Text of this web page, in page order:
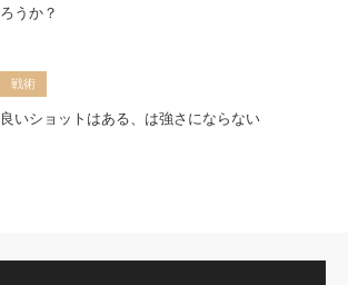
ろうか？
戦術
良いショットはある、は強さにならない